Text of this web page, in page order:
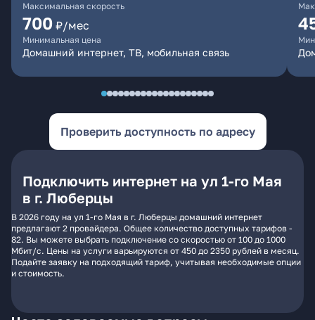
Максимальная скорость
700 ₽/мес
Минимальная цена
Домашний интернет, ТВ, мобильная связь
Проверить доступность по адресу
Подключить интернет на ул 1-го Мая
в г. Люберцы
В 2026 году на ул 1-го Мая в г. Люберцы домашний интернет
предлагают 2 провайдера. Общее количество доступных тарифов -
82. Вы можете выбрать подключение со скоростью от 100 до 1000
Мбит/с. Цены на услуги варьируются от 450 до 2350 рублей в месяц.
Подайте заявку на подходящий тариф, учитывая необходимые опции
и стоимость.